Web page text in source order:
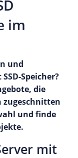
im
und
Speicher?
die
zugeschnitten
und finde
mit